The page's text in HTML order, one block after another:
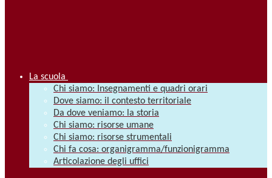
La scuola
Chi siamo: Insegnamenti e quadri orari
Dove siamo: il contesto territoriale
Da dove veniamo: la storia
Chi siamo: risorse umane
Chi siamo: risorse strumentali
Chi fa cosa: organigramma/funzionigramma
Articolazione degli uffici